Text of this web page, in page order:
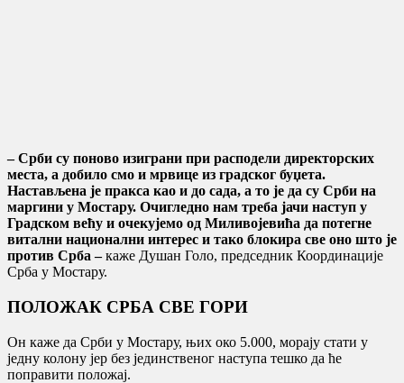
– Срби су поново изиграни при расподели директорских
места, а добило смо и мрвице из градског буџета.
Настављена је пракса као и до сада, а то је да су Срби на
маргини у Мостару. Очигледно нам треба јачи наступ у
Градском већу и очекујемо од Миливојевића да потегне
витални национални интерес и тако блокира све оно што је
против Срба –каже Душан Голо, председник Координације
Срба у Мостару.
ПОЛОЖАК СРБА СВЕ ГОРИ
Он каже да Срби у Мостару, њих око 5.000, морају стати у
једну колону јер без јединственог наступа тешко да ће
поправити положај.